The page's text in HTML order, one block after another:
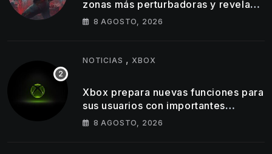
zonas más perturbadoras y revela
nuevos detalles de su gameplay
8 AGOSTO, 2026
NOTICIAS ,XBOX
Xbox prepara nuevas funciones para
sus usuarios con importantes
cambios en capturas y logros
8 AGOSTO, 2026